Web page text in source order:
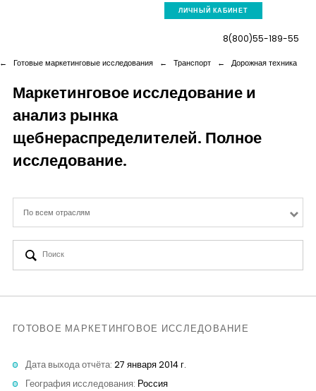
ЛИЧНЫЙ КАБИНЕТ
Компания
Услуги
Новая реальность
Кейсы
Контакты
8(800)55-189-55
Готовые маркетинговые исследования ← Транспорт ← Дорожная техника
Маркетинговое исследование и
анализ рынка
щебнераспределителей. Полное
исследование.
По всем отраслям
ГОТОВОЕ МАРКЕТИНГОВОЕ ИССЛЕДОВАНИЕ
Дата выхода отчёта: 27 января 2014 г.
География исследования: Россия